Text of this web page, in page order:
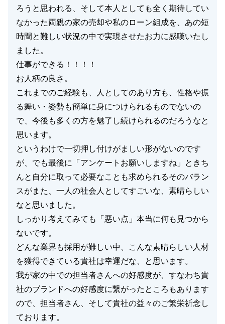
ろうと思われる、そして本人としても全く期待してい
なかった両親の家の売却や私のローン組成を、あの短
時間と難しい状況の中で実現させたお力に感嘆いたし
ました。
仕事ができる！！！！
お人柄の良さ。
これまでのご経験も、人としてのあり方も、性格や振
る舞い・姿勢も簡単に身につけられるものでないの
で、今後も多くの方を魅了し続けられるのだろうなと
思います。
というわけで一切押し付けがましい形がないのです
が、でも最後に「アンケートお願いしますね」ときち
んと自分に取って必要なことも求められるそのバラン
スがまた、一人の社会人としてすごいな、素晴らしい
なと思いました。
しっかり考えてみても「悪い点」本当に何も見つから
ないです。
どんな業界も採用が難しい中、こんな素晴らしい人材
を獲得できている貴社は幸運だな、と思います。
我が家の中での担当者さんへの好感度が、すなわち貴
社のブランドへの好感度に繋がったところもあります
ので、担当者さん、そして貴社の益々のご繁栄祈念し
ております。